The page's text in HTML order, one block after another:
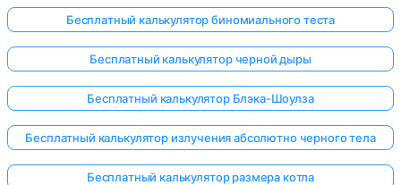
Бесплатный калькулятор биномиального теста
Бесплатный калькулятор черной дыры
Бесплатный калькулятор Блэка-Шоулза
Бесплатный калькулятор излучения абсолютно черного тела
Бесплатный калькулятор размера котла